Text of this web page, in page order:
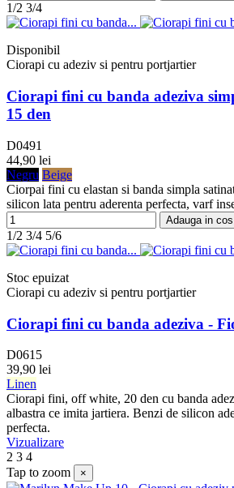
1/2 3/4
Disponibil
Ciorapi cu adeziv si pentru portjartier
Ciorapi fini cu banda adeziva
15 den
D0491
44,90 lei
Negru Beige
Ciorpai fini cu elastan si banda simpla
silicon lata pentru aderenta perfecta, varf
Adauga in cos
1/2 3/4 5/6
Stoc epuizat
Ciorapi cu adeziv si pentru portjartier
Ciorapi fini cu banda adeziva -
D0615
39,90 lei
Linen
Ciorapi fini, off white, 20 den cu banda
albastra ce imita jartiera. Benzi de silicon
perfecta.
Vizualizare
2 3 4
Tap to zoom
×